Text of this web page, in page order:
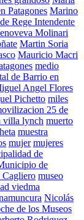
Patagones Marino
Rege Intendente
Molinari
Martin Soria
Mauricio Macri
medio
de Barrio en
Angel Flores
Pichetto miles
25 de
villa lynch muerto
muestra
mujer mujeres
de
de
Cagliero museo
viedma
Nicolás
de los Museos